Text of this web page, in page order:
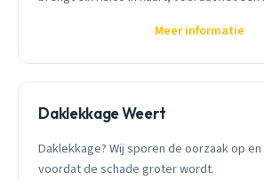
Meer informatie
Daklekkage Weert
Daklekkage? Wij sporen de oorzaak op
voordat de schade groter wordt.